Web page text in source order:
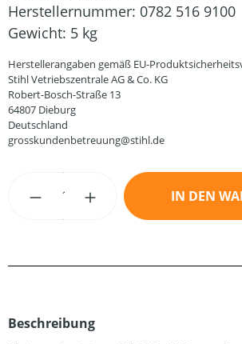
Herstellernummer: 0782 516 9100
Gewicht: 5 kg
Herstellerangaben gemäß EU-
Stihl Vetriebszentrale AG & Co. KG
Robert-Bosch-Straße 13
64807 Dieburg
Deutschland
grosskundenbetreuung@stihl.de
Produkt Anzahl: Gib den
IN DEN
Beschreibung